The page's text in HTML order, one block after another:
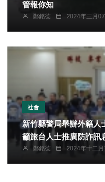
管報你知
鄭銘德 2024年三月07
社會
新竹縣警局舉辦外籍人士生
鄭銘德 2024年十二月